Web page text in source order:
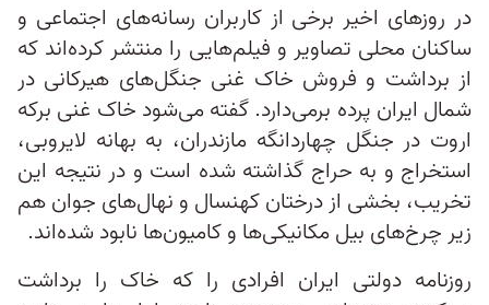
در روزهای اخیر برخی از کاربران رسانه‌های اجتماعی و
ساکنان محلی تصاویر و فیلم‌هایی را منتشر کرده‌اند که
از برداشت و فروش خاک غنی جنگل‌های هیرکانی در
شمال ایران پرده برمی‌دارد. گفته می‌شود خاک غنی برکه
اروت در جنگل چهاردانگه مازندران، به بهانه لایروبی،
استخراج و به حراج گذاشته شده است و در نتیجه این
تخریب، بخشی از درختان کهنسال و نهال‌های جوان هم
زیر چرخ‌‌های بیل‌ مکانیکی‌ها و کامیون‌ها نابود شده‌اند.
روزنامه دولتی ایران افرادی را که خاک را برداشت